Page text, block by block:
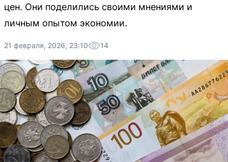
цен. Они поделились своими мнениями и
личным опытом экономии.
21 февраля, 2026, 23:10 14